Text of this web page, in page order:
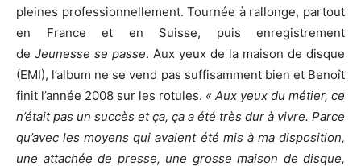
pleines professionnellement. Tournée à rallonge, partout
en France et en Suisse, puis enregistrement
de Jeunesse se passe. Aux yeux de la maison de disque
(EMI), l’album ne se vend pas suffisamment bien et Benoît
finit l’année 2008 sur les rotules. « Aux yeux du métier, ce
n’était pas un succès et ça, ça a été très dur à vivre. Parce
qu’avec les moyens qui avaient été mis à ma disposition,
une attachée de presse, une grosse maison de disque,